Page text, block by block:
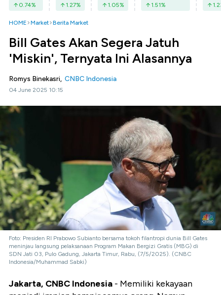
0.74% 1.27% 1.05% 1.51%
HOME Market Berita Market
Bill Gates Akan Segera Jatuh
'Miskin', Ternyata Ini Alasannya
Romys Binekasri, CNBC Indonesia
04 June 2025 10:15
Foto: Presiden RI Prabowo Subianto bersama tokoh filantropi dunia Bill Gates
meninjau langsung pelaksanaan Program Makan Bergizi Gratis (MBG) di
SDN Jati 03, Pulo Gadung, Jakarta Timur, Rabu, (7/5/2025). (CNBC
Indonesia/Muhammad Sabki)
Jakarta, CNBC Indonesia - Memiliki kekayaan